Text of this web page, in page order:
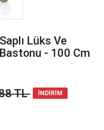
Lüks Ve
- 100 Cm
TL İNDİRİM